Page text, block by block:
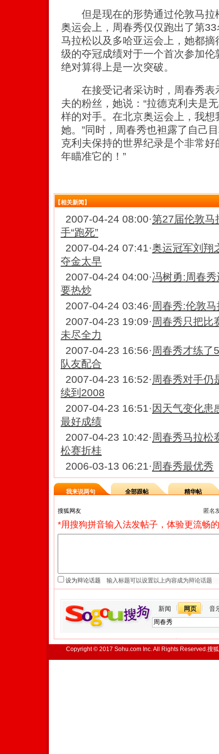
但是现在的形势通过伦敦马拉
奥运会上，周春秀仅仅跑出了第
马拉松以及多哈亚运会上，她都
级的夺冠成绩对于一个首次参加
绝对算得上是一次突破。
在接受记者采访时，周春秀表
夫的粉丝，她说：“拉德克利夫是
样的对手。在北京奥运会上，我
她。”同时，周春秀也袒露了自己
克利夫保持的世界纪录是个非常
年瞄准它的！”
【相关新闻】
2007-04-24 08:00·第27届伦敦马
手“跑死”
2007-04-24 07:41·奥运冠军刘翔
夺金太早
2007-04-24 04:00·冯树勇:周春
要热炒
2007-04-24 03:46·周春秀:伦敦
2007-04-23 19:09·周春秀只把比
未尽全力
2007-04-23 16:56·周春秀才练了
队友配合
2007-04-23 16:52·周春秀对手仍
续到2008
2007-04-23 16:51· 因天气变化患
最好成绩
2007-04-23 10:42·周春秀马拉松
松赛折桂
2006-03-13 06:21·周春秀最优秀
我来说两句 全部跟帖 精华帖
匿名
*用搜狗拼音输入法发帖子，体验更流畅
设为辩论话题
新闻 网页 音
Copyright © 2017 Sohu.com Inc. All Rights Reserved.搜